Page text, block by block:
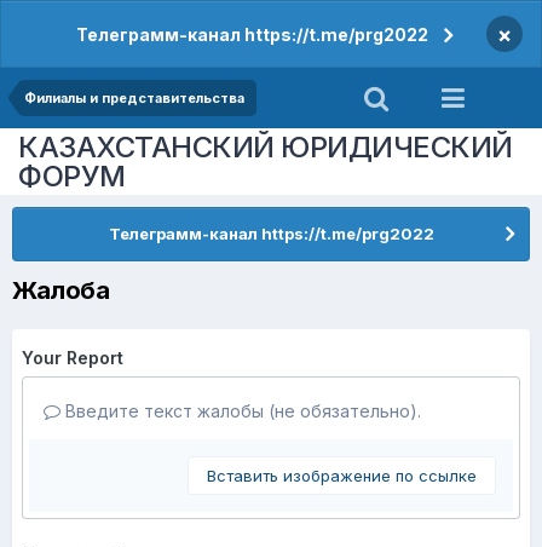
Телеграмм-канал https://t.me/prg2022 ×
Филиалы и представительства
КАЗАХСТАНСКИЙ ЮРИДИЧЕСКИЙ
ФОРУМ
Телеграмм-канал https://t.me/prg2022
Жалоба
Your Report
Введите текст жалобы (не обязательно).
Вставить изображение по ссылке